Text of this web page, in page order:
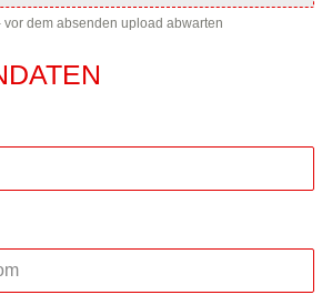
vor dem absenden upload abwarten